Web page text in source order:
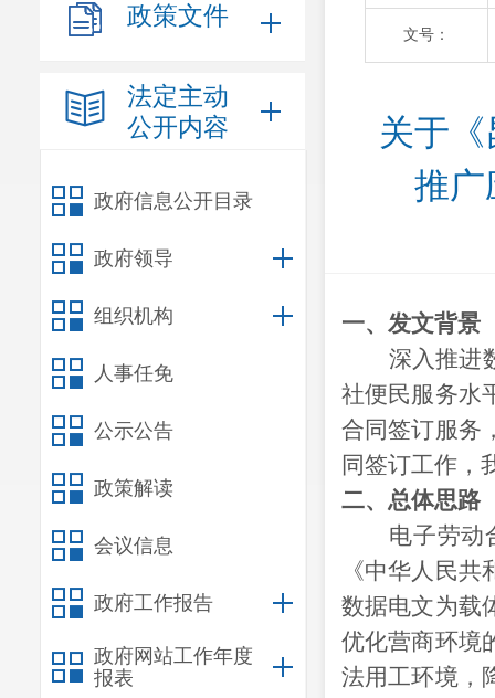
政策文件
法定主动
公开内容
政府信息公开目录
政府领导
组织机构
人事任免
公示公告
政策解读
会议信息
政府工作报告
政府网站工作年度
报表
文号：
关于
推广
一、 发文背景
深入推进
社便民服务水
合同签订服务
同签订工作，
二、总体思路
电子劳动
《中华人民
数据电文为载
优化营商环境
法用工环境，